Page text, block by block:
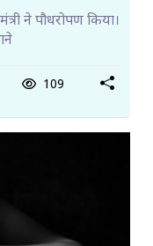
ने पौधरोपण किया।
109